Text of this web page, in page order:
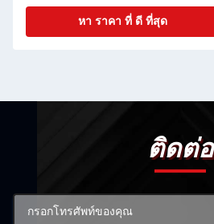
หา ราคา ที่ ดี ที่สุด
ติดต่อ